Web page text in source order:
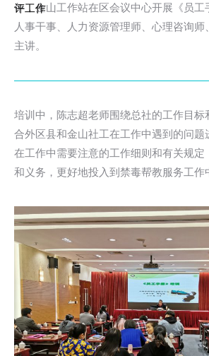
评工作
午，金山工作站在区会议中心开展《员工
人事干事、人力资源管理师、心理咨询师
主讲。
培训中，陈志超老师围绕总社的工作目
合外区县和金山社工在工作中遇到的问题
在工作中需要注意的工作细则和有关规定
和义务，更好地投入到禁毒帮教服务工作